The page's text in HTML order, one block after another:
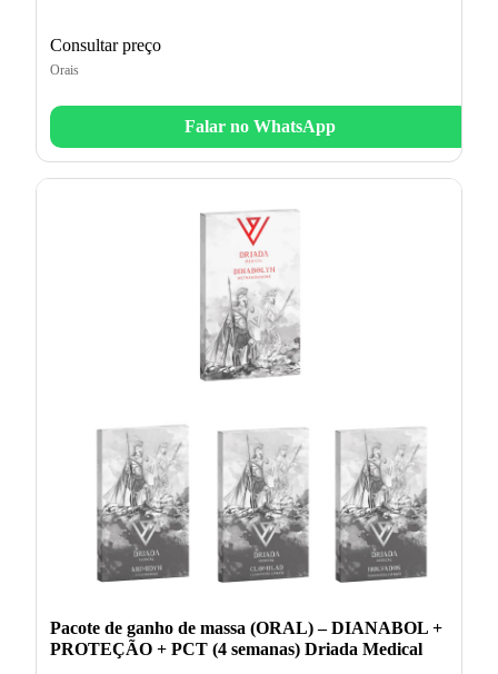
Consultar preço
Orais
Falar no WhatsApp
Pacote de ganho de massa (ORAL) – DIANABOL +
PROTEÇÃO + PCT (4 semanas) Driada Medical